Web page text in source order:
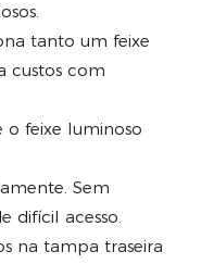
tanto um feixe
custos com
feixe luminoso
Sem
difícil acesso.
na tampa traseira